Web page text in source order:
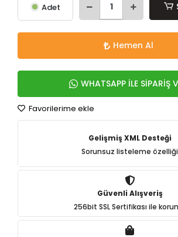
Adet
Hemen Al
WHATSAPP İLE SİPARİŞ
Favorilerime ekle
Gelişmiş XML Desteği
Sorunsuz listeleme özelliği
Güvenli Alışveriş
256bit SSL Sertifikası ile